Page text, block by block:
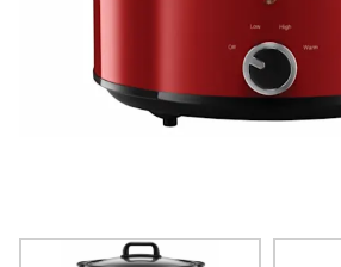
Produkthandbücher